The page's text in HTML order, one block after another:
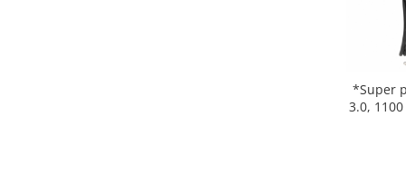
*Super
3.0,